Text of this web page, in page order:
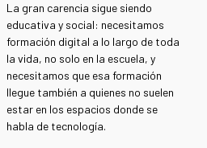
La gran carencia sigue siendo
educativa y social: necesitamos
formación digital a lo largo de toda
la vida, no solo en la escuela, y
necesitamos que esa formación
llegue también a quienes no suelen
estar en los espacios donde se
habla de tecnología.